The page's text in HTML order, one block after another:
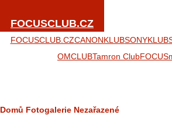
FOCUSCLUB.CZ
FOCUSCLUB.CZCANONKLUBSONYKLUB
OMCLUBTamron Club
Drobečková
Domů Fotogalerie Nezařazené